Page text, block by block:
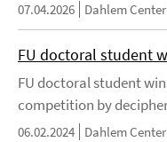
07.04.2026 Dahlem
FU doctoral student
FU doctoral student
competition by
06.02.2024 Dahlem